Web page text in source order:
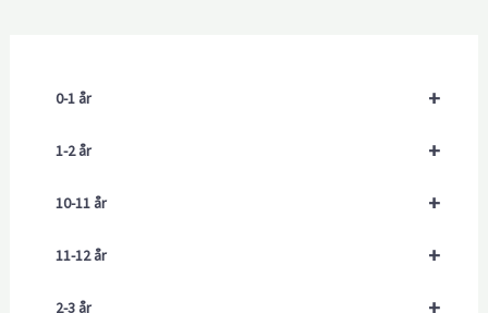
+
0-1 år
+
1-2 år
+
10-11 år
+
11-12 år
+
2-3 år